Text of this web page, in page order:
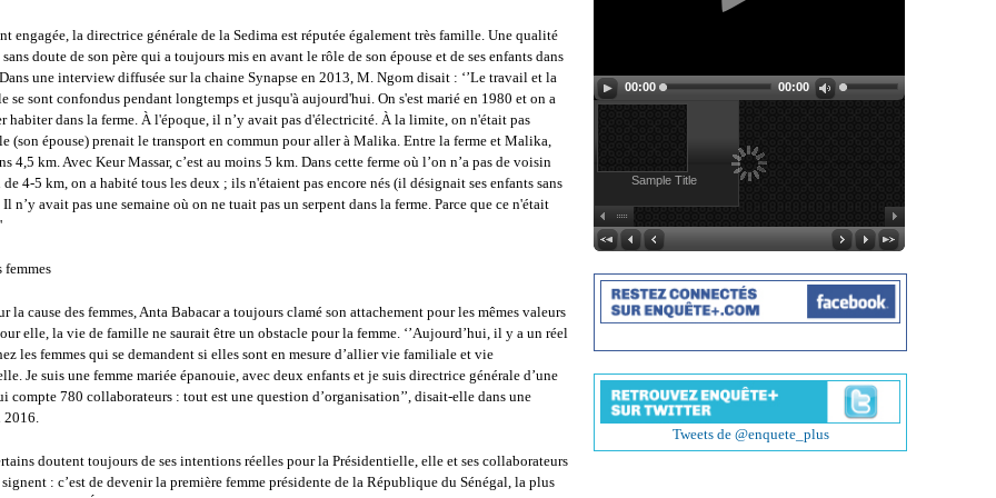
engagée, la directrice générale de la Sedima est réputée également très famille. Une qualité
doute de son père qui a toujours mis en avant le rôle de son épouse et de ses enfants dans
une interview diffusée sur la chaine Synapse en 2013, M. Ngom disait : ‘’Le travail et la
se sont confondus pendant longtemps et jusqu'à aujourd'hui. On s'est marié en 1980 et on a
habiter dans la ferme. À l'époque, il n’y avait pas d'électricité. À la limite, on n'était pas
(son épouse) prenait le transport en commun pour aller à Malika. Entre la ferme et Malika,
4,5 km. Avec Keur Massar, c’est au moins 5 km. Dans cette ferme où l’on n’a pas de voisin
4-5 km, on a habité tous les deux ; ils n'étaient pas encore nés (il désignait ses enfants sans
n’y avait pas une semaine où on ne tuait pas un serpent dans la ferme. Parce que ce n'était
femmes
la cause des femmes, Anta Babacar a toujours clamé son attachement pour les mêmes valeurs
elle, la vie de famille ne saurait être un obstacle pour la femme. ‘’Aujourd’hui, il y a un réel
les femmes qui se demandent si elles sont en mesure d’allier vie familiale et vie
Je suis une femme mariée épanouie, avec deux enfants et je suis directrice générale d’une
compte 780 collaborateurs : tout est une question d’organisation’’, disait-elle dans une
2016.
doutent toujours de ses intentions réelles pour la Présidentielle, elle et ses collaborateurs
: c’est de devenir la première femme présidente de la République du Sénégal, la plus
00:00 00:00
Sample Title
Tweets de @enquete_plus